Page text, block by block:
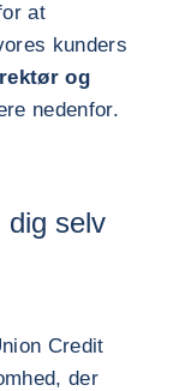
at
kunders
og
nedenfor.
selv
Credit
der